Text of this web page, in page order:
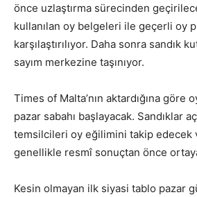
önce uzlaştırma sürecinden
kullanılan oy belgeleri ile geçerli oy
karşılaştırılıyor. Daha sonra sandık
sayım merkezine taşınıyor.
Times of Malta’nın aktardığına göre
pazar sabahı başlayacak. Sandıklar
temsilcileri oy eğilimini takip edecek
genellikle resmî sonuçtan önce
Kesin olmayan ilk siyasi tablo pazar